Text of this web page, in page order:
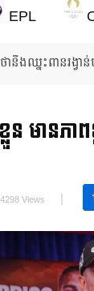
EPL
នឹងឈ្នះពានរង្វា
មានភា
4298 Views